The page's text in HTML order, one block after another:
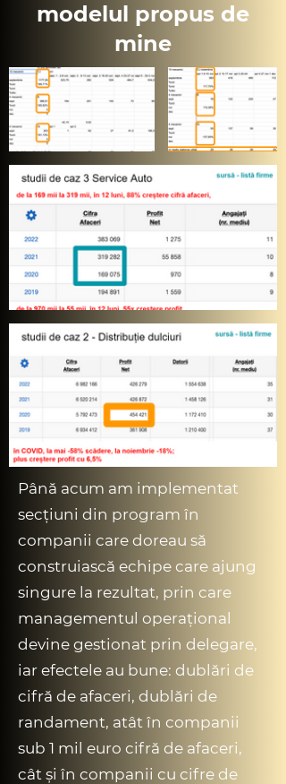
modelul propus de
mine
Până acum am implementat
secțiuni din program în
companii care doreau să
construiască echipe care ajung
singure la rezultat, prin care
managementul operațional
devine gestionat prin delegare,
iar efectele au bune: dublări de
cifră de afaceri, dublări de
randament, atât în companii
sub 1 mil euro cifră de afaceri,
cât și în companii cu cifre de